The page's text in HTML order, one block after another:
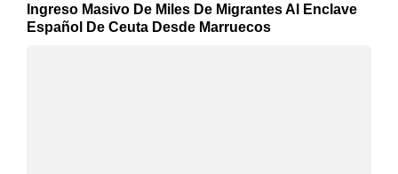
Ingreso Masivo De Miles De Migrantes Al Enclave
Español De Ceuta Desde Marruecos